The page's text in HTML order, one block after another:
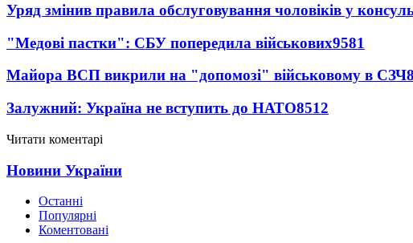
Уряд змінив правила обслуговування чоловіків у
"Медові пастки": СБУ попередила військових9581
Майора ВСП викрили на "допомозі" військовому в СЗЧ
Залужний: Україна не вступить до НАТО8512
Читати коментарі
Новини України
Останні
Популярні
Коментовані